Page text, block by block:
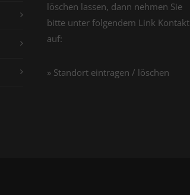
löschen lassen, dann nehmen Sie
bitte unter folgendem Link Kontakt
auf:
» Standort eintragen / löschen